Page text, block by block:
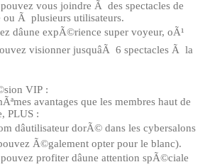
vous joindre Ã des spectacles de
ou Ã plusieurs utilisateurs.
dâune expÃ©rience super voyeur, oÃ¹
visionner jusquâÃ 6 spectacles Ã la
VIP :
avantages que les membres haut de
PLUS :
dâutilisateur dorÃ© dans les cybersalons
Ã©galement opter pour le blanc).
profiter dâune attention spÃ©ciale
F
R
E
E
C
R
E
DI
T
S